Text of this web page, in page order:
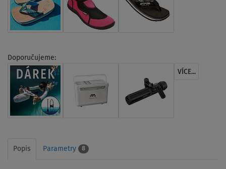
Doporučujeme:
VÍCE...
Popis Parametry 8